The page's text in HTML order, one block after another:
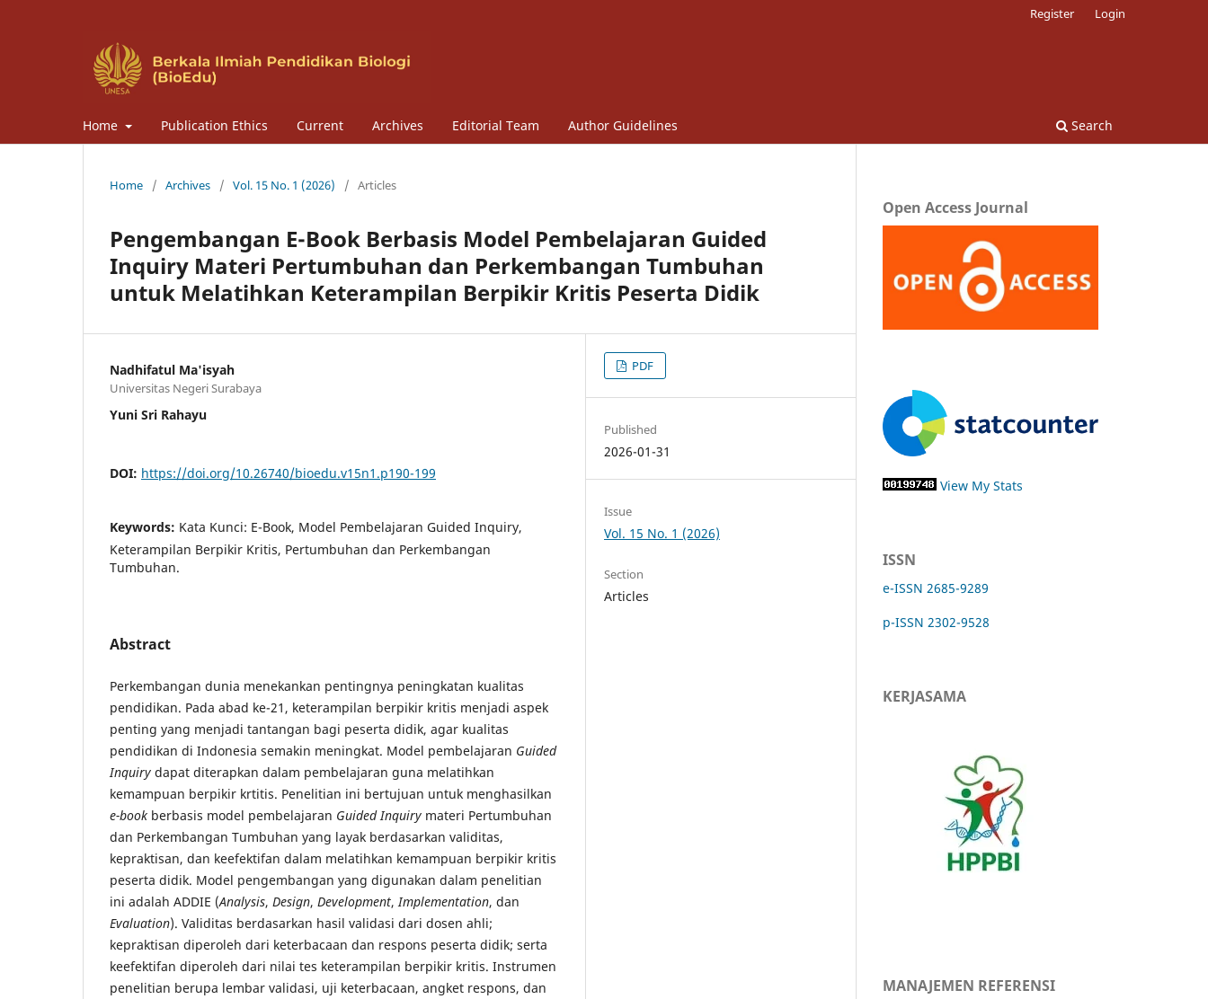
Home Publication Ethics Current Archives Editorial Team Author Guidelines Search
Register Login
Home / Archives / Vol. 15 No. 1 (2026) / Articles
Pengembangan E-Book Berbasis Model Pembelajaran Guided
Inquiry Materi Pertumbuhan dan Perkembangan Tumbuhan
untuk Melatihkan Keterampilan Berpikir Kritis Peserta Didik
Nadhifatul Ma'isyah
Universitas Negeri Surabaya
Yuni Sri Rahayu
DOI: https://doi.org/10.26740/bioedu.v15n1.p190-199
Keywords: Kata Kunci: E-Book, Model Pembelajaran Guided Inquiry,
Keterampilan Berpikir Kritis, Pertumbuhan dan Perkembangan
Tumbuhan.
Abstract
Perkembangan dunia menekankan pentingnya peningkatan kualitas
pendidikan. Pada abad ke-21, keterampilan berpikir kritis menjadi aspek
penting yang menjadi tantangan bagi peserta didik, agar kualitas
pendidikan di Indonesia semakin meningkat. Model pembelajaran Guided
Inquiry dapat diterapkan dalam pembelajaran guna melatihkan
kemampuan berpikir krtitis. Penelitian ini bertujuan untuk menghasilkan
e-book berbasis model pembelajaran Guided Inquiry materi Pertumbuhan
dan Perkembangan Tumbuhan yang layak berdasarkan validitas,
kepraktisan, dan keefektifan dalam melatihkan kemampuan berpikir kritis
peserta didik. Model pengembangan yang digunakan dalam penelitian
ini adalah ADDIE (Analysis, Design, Development,Implementation, dan
Evaluation). Validitas berdasarkan hasil validasi dari dosen ahli;
kepraktisan diperoleh dari keterbacaan dan respons peserta didik; serta
keefektifan diperoleh dari nilai tes keterampilan berpikir kritis. Instrumen
penelitian berupa lembar validasi, uji keterbacaan, angket respons, dan
PDF
Published
2026-01-31
Issue
Vol. 15 No. 1 (2026)
Section
Articles
Open Access Journal
View My Stats
ISSN
e-ISSN 2685-9289
p-ISSN 2302-9528
KERJASAMA
MANAJEMEN REFERENSI